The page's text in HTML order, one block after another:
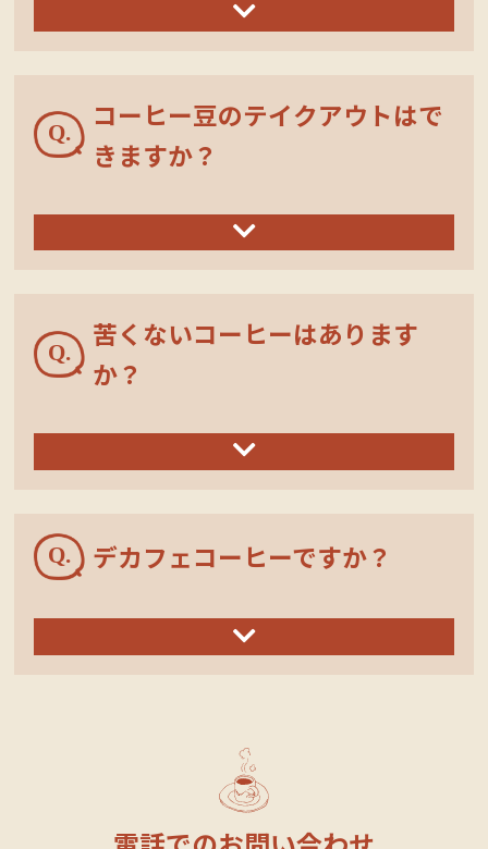
コーヒー豆のテイクアウトはで
きますか？
苦くないコーヒーはあります
か？
デカフェコーヒーですか？